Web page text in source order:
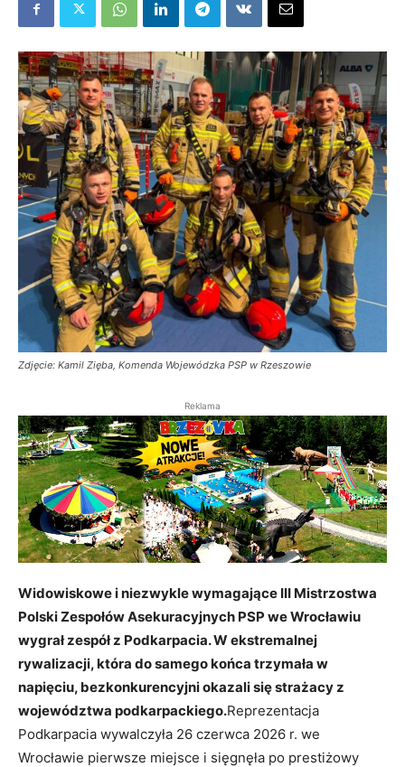
Zdjęcie: Kamil Zięba, Komenda Wojewódzka PSP w Rzeszowie
Reklama
Widowiskowe i niezwykle wymagające III Mistrzostwa
Polski Zespołów Asekuracyjnych PSP we Wrocławiu
wygrał zespół z Podkarpacia. W ekstremalnej
rywalizacji, która do samego końca trzymała w
napięciu, bezkonkurencyjni okazali się strażacy z
województwa podkarpackiego.Reprezentacja
Podkarpacia wywalczyła 26 czerwca 2026 r. we
Wrocławie pierwsze miejsce i sięgnęła po prestiżowy